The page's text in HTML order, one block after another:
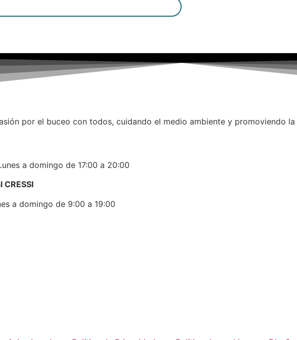
por el buceo con todos, cuidando el medio ambiente y promoviendo
de 17:00 a 20:00
de 9:00 a 19:00